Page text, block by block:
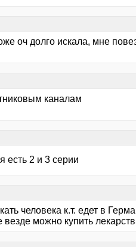
оч долго искала, мне
каналам
есть 2 и 3 серии
человека к.т. едет в
можно купить